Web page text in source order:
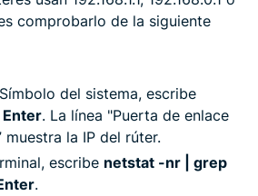
comprobarlo de la siguiente
del sistema, escribe
Enter. La línea "Puerta de enlace
muestra la IP del rúter.
escribe netstat -nr | grep
.